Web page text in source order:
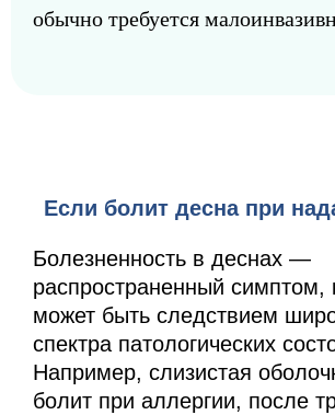
обычно требуется
Если болит десна при
Болезненность в деснах —
распространенный симптом,
может быть следствием
спектра патологических
Например, слизистая
болит при аллергии, после